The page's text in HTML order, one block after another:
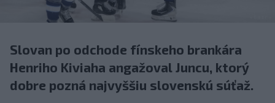
Slovan po odchode fínskeho brankára
Henriho Kiviaha angažoval Juncu, ktorý
dobre pozná najvyššiu slovenskú súťaž.